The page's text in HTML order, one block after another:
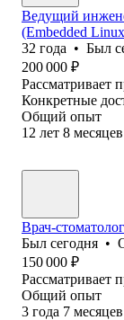
Ведущий
(Embedded
32 года • Был
200 000 ₽
Рассматривает
Конкретные
Общий опыт
12 лет 8 месяцев
Врач-
Был сегодня •
150 000 ₽
Рассматривает
Общий опыт
3 года 7 месяцев